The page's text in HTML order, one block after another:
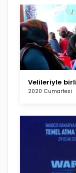
Velileriyle
2020 Cumartesi